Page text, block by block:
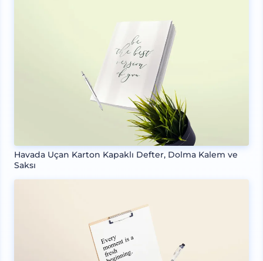
Havada Uçan Karton Kapaklı Defter, Dolma Kalem ve
Saksı